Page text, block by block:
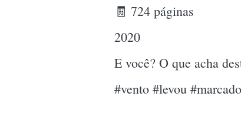
🧾 724 páginas
2020
E você? O que acha
#vento #levou